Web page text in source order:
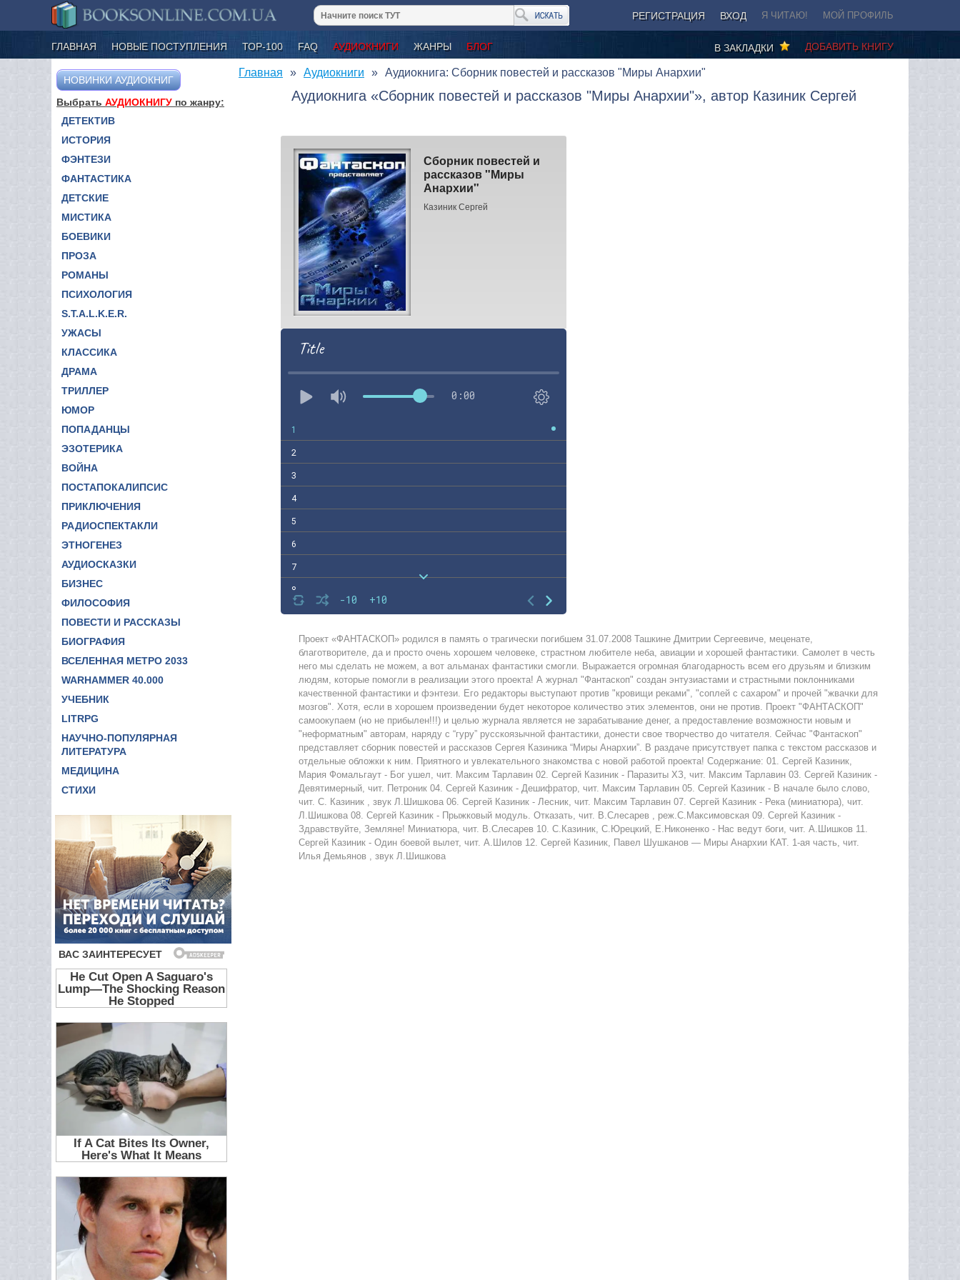
РЕГИСТРАЦИЯ ВХОД Я ЧИТАЮ! МОЙ ПРОФИЛЬ
ГЛАВНАЯ НОВЫЕ ПОСТУПЛЕНИЯ ТОР-100 FAQ АУДИОКНИГИ ЖАНРЫ БЛОГ ДОБАВИТЬ КНИГУ
В ЗАКЛАДКИ
НОВИНКИ АУДИОКНИГ
Выбрать АУДИОКНИГУ по жанру:
ДЕТЕКТИВ
ИСТОРИЯ
ФЭНТЕЗИ
ФАНТАСТИКА
ДЕТСКИЕ
МИСТИКА
БОЕВИКИ
ПРОЗА
РОМАНЫ
ПСИХОЛОГИЯ
S.T.A.L.K.E.R.
УЖАСЫ
КЛАССИКА
ДРАМА
ТРИЛЛЕР
ЮМОР
ПОПАДАНЦЫ
ЭЗОТЕРИКА
ВОЙНА
ПОСТАПОКАЛИПСИС
ПРИКЛЮЧЕНИЯ
РАДИОСПЕКТАКЛИ
ЭТНОГЕНЕЗ
АУДИОСКАЗКИ
БИЗНЕС
ФИЛОСОФИЯ
ПОВЕСТИ И РАССКАЗЫ
БИОГРАФИЯ
ВСЕЛЕННАЯ МЕТРО 2033
WARHAMMER 40.000
УЧЕБНИК
LITRPG
НАУЧНО-ПОПУЛЯРНАЯ
ЛИТЕРАТУРА
МЕДИЦИНА
СТИХИ
Главная Аудиокниги Аудиокнига: Сборник повестей и рассказов "Миры Анархии"
Аудиокнига «Сборник повестей и рассказов "Миры Анархии"», автор Казиник Сергей
Сборник повестей и
рассказов "Миры
Анархии"
Казиник Сергей
Title
0:00
-10 +10
1
2
3
4
5
6
7
8
9
10
11
12
13
14
Проект «ФАНТАСКОП» родился в память о трагически погибшем 31.07.2008 Ташкине Дмитрии Сергеевиче, меценате,
благотворителе, да и просто очень хорошем человеке, страстном любителе неба, авиации и хорошей фантастики. Самолет в честь
него мы сделать не можем, а вот альманах фантастики смогли. Выражается огромная благодарность всем его друзьям и близким
людям, которые помогли в реализации этого проекта! А журнал "Фантаскоп" создан энтузиастами и страстными поклонниками
качественной фантастики и фэнтези. Его редакторы выступают против "кровищи реками", "соплей с сахаром" и прочей "жвачки для
мозгов". Хотя, если в хорошем произведении будет некоторое количество этих элементов, они не против. Проект "ФАНТАСКОП"
самоокупаем (но не прибылен!!!) и целью журнала является не зарабатывание денег, а предоставление возможности новым и
"неформатным" авторам, наряду с “гуру” русскоязычной фантастики, донести свое творчество до читателя. Сейчас "Фантаскоп"
представляет сборник повестей и рассказов Сергея Казиника “Миры Анархии”. В раздаче присутствует папка с текстом рассказов и
отдельные обложки к ним. Приятного и увлекательного знакомства с новой работой проекта! Содержание: 01. Сергей Казиник,
Мария Фомальгаут - Бог ушел, чит. Максим Тарлавин 02. Сергей Казиник - Паразиты ХЗ, чит. Максим Тарлавин 03. Сергей Казиник -
Девятимерный, чит. Петроник 04. Сергей Казиник - Дешифратор, чит. Максим Тарлавин 05. Сергей Казиник - В начале было слово,
чит. С. Казиник , звук Л.Шишкова 06. Сергей Казиник - Лесник, чит. Максим Тарлавин 07. Сергей Казиник - Река (миниатюра), чит.
Л.Шишкова 08. Сергей Казиник - Прыжковый модуль. Отказать, чит. В.Слесарев , реж.С.Максимовская 09. Сергей Казиник -
Здравствуйте, Земляне! Миниатюра, чит. В.Слесарев 10. С.Казиник, С.Юрецкий, Е.Никоненко - Нас ведут боги, чит. А.Шишков 11.
Сергей Казиник - Один боевой вылет, чит. А.Шилов 12. Сергей Казиник, Павел Шушканов — Миры Анархии КАТ. 1-ая часть, чит.
Илья Демьянов , звук Л.Шишкова